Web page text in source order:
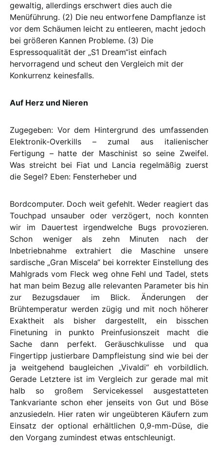
gewaltig, allerdings erschwert dies auch die
Menüführung. (2) Die neu entworfene Dampflanze ist
vor dem Schäumen leicht zu entleeren, macht jedoch
bei größeren Kannen Probleme. (3) Die
Espressoqualität der „S1 Dream“ist einfach
hervorragend und scheut den Vergleich mit der
Konkurrenz keinesfalls.
Auf Herz und Nieren
Zugegeben: Vor dem Hintergrund des umfassenden
Elektronik-Overkills – zumal aus italienischer
Fertigung – hatte der Maschinist so seine Zweifel.
Was streicht bei Fiat und Lancia regelmäßig zuerst
die Segel? Eben: Fensterheber und
Bordcomputer. Doch weit gefehlt. Weder reagiert das
Touchpad unsauber oder verzögert, noch konnten
wir im Dauertest irgendwelche Bugs provozieren.
Schon weniger als zehn Minuten nach der
Inbetriebnahme extrahiert die Maschine unsere
sardische „Gran Miscela“ bei korrekter Einstellung des
Mahlgrads vom Fleck weg ohne Fehl und Tadel, stets
hat man beim Bezug alle relevanten Parameter bis hin
zur Bezugsdauer im Blick. Änderungen der
Brühtemperatur werden zügig und mit noch höherer
Exaktheit als bisher dargestellt, ein bisschen
Finetuning in punkto Preinfusionszeit macht die
Sache dann perfekt. Geräuschkulisse und qua
Fingertipp justierbare Dampfleistung sind wie bei der
ja weitgehend baugleichen „Vivaldi“ eh vorbildlich.
Gerade Letztere ist im Vergleich zur gerade mal mit
halb so großem Servicekessel ausgestatteten
Tankvariante schon eher jenseits von Gut und Böse
anzusiedeln. Hier raten wir ungeübteren Käufern zum
Einsatz der optional erhältlichen 0,9-mm-Düse, die
den Vorgang zumindest etwas entschleunigt.